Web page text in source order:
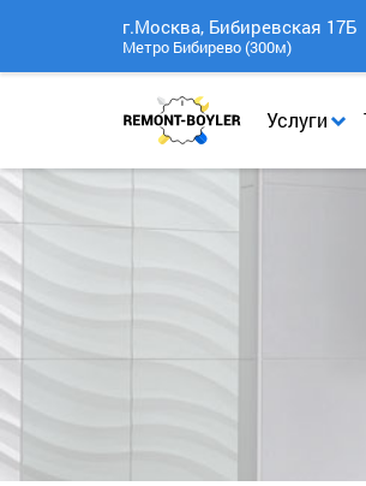
Услуги
г.Москва, Бибиревская 17Б
Метро Бибирево (300м)